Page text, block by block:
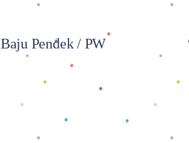
Baju Pendek / PW